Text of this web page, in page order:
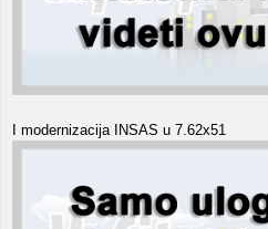
I modernizacija INSAS u 7.62x51